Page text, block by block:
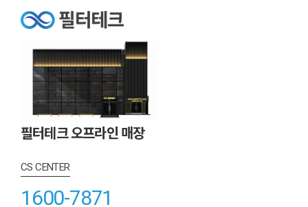
필터테크 오프라인 매장
CS CENTER
1600-7871